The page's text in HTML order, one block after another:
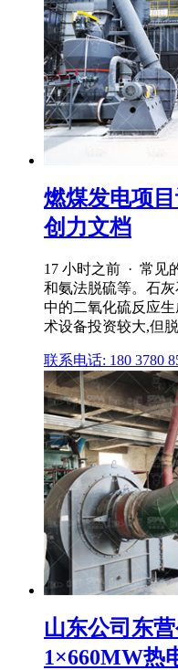
燃煤发电项
创力文档
17 小时之前 · 常见
和氨法脱硫等。石
中的二氧化硫反应
术设备投资较大,但
联系电话: 180 3780
山东公司东
1×660MW热